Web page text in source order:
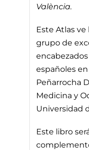
València.
Este Atlas
grupo de
españoles
Peñarrocha
Medicina y
Universidad
Este libro